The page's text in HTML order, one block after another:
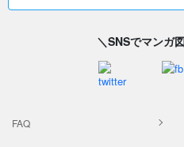
＼SNSでマンガ
FAQ